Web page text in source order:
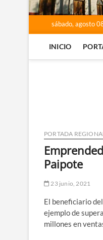
sábado, agosto
INICIO
PORTADA
Paipote
23 junio, 2021
El beneficiario
ejemplo de
millones en